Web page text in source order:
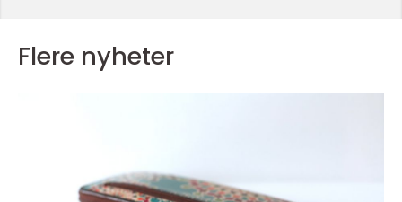
Flere nyheter